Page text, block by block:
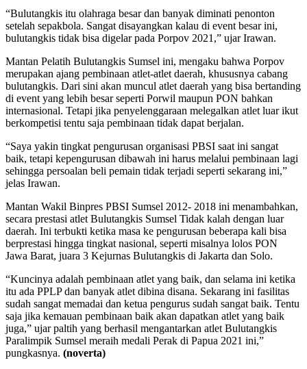
“Bulutangkis itu olahraga besar dan banyak diminati penonton
setelah sepakbola. Sangat disayangkan kalau di event besar ini,
bulutangkis tidak bisa digelar pada Porpov 2021,” ujar Irawan.
Mantan Pelatih Bulutangkis Sumsel ini, mengaku bahwa Porpov
merupakan ajang pembinaan atlet-atlet daerah, khususnya cabang
bulutangkis. Dari sini akan muncul atlet daerah yang bisa bertanding
di event yang lebih besar seperti Porwil maupun PON bahkan
internasional. Tetapi jika penyelenggaraan melegalkan atlet luar ikut
berkompetisi tentu saja pembinaan tidak dapat berjalan.
“Saya yakin tingkat pengurusan organisasi PBSI saat ini sangat
baik, tetapi kepengurusan dibawah ini harus melalui pembinaan lagi
sehingga persoalan beli pemain tidak terjadi seperti sekarang ini,”
jelas Irawan.
Mantan Wakil Binpres PBSI Sumsel 2012- 2018 ini menambahkan,
secara prestasi atlet Bulutangkis Sumsel Tidak kalah dengan luar
daerah. Ini terbukti ketika masa ke pengurusan beberapa kali bisa
berprestasi hingga tingkat nasional, seperti misalnya lolos PON
Jawa Barat, juara 3 Kejurnas Bulutangkis di Jakarta dan Solo.
“Kuncinya adalah pembinaan atlet yang baik, dan selama ini ketika
itu ada PPLP dan banyak atlet dibina disana. Sekarang ini fasilitas
sudah sangat memadai dan ketua pengurus sudah sangat baik. Tentu
saja jika kemauan pembinaan baik akan dapatkan atlet yang baik
juga,” ujar paltih yang berhasil mengantarkan atlet Bulutangkis
Paralimpik Sumsel meraih medali Perak di Papua 2021 ini,”
pungkasnya. (noverta)